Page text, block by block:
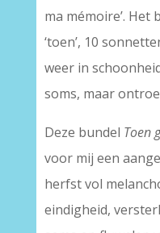
ma mémoire’. Het
‘toen’, 10
weer in
soms, maar
Deze bundel Toen
voor mij een
herfst vol
eindigheid,